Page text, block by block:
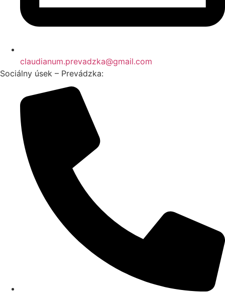
claudianum.prevadzka@gmail.com
Sociálny úsek – Prevádzka: